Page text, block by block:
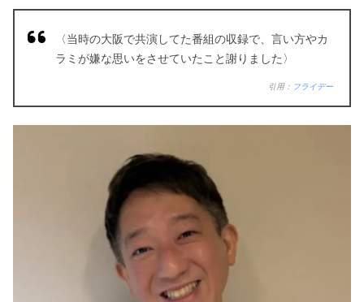
〈当時の大阪で共演してた番組の収録で、言い方やカ
ラミが嫌な思いをさせていたこと謝りました〉
引用： フライデー